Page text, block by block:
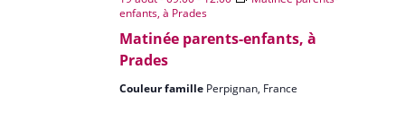
Matinée parents-enfants, à
Prades
enfants, à Prades
Couleur famille Perpignan, France